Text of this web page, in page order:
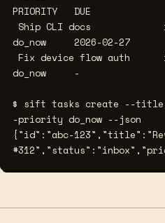
PRIORITY   DUE
do_now     2026-02-27
do_now     -
$ sift tasks create --title
-priority do_now --json
{"id":"abc-